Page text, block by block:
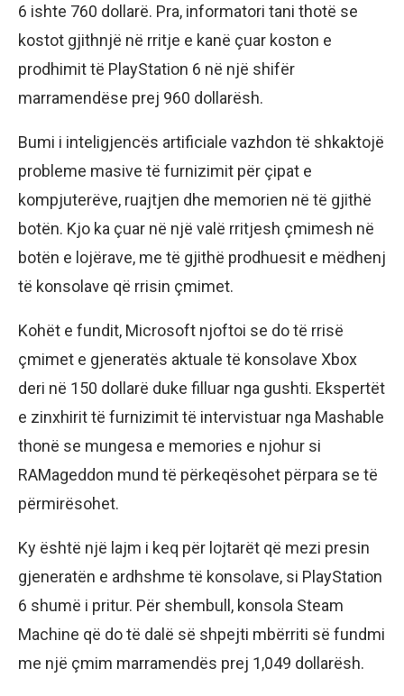
6 ishte 760 dollarë. Pra, informatori tani thotë se
kostot gjithnjë në rritje e kanë çuar koston e
prodhimit të PlayStation 6 në një shifër
marramendëse prej 960 dollarësh.
Bumi i inteligjencës artificiale vazhdon të shkaktojë
probleme masive të furnizimit për çipat e
kompjuterëve, ruajtjen dhe memorien në të gjithë
botën. Kjo ka çuar në një valë rritjesh çmimesh në
botën e lojërave, me të gjithë prodhuesit e mëdhenj
të konsolave që rrisin çmimet.
Kohët e fundit, Microsoft njoftoi se do të rrisë
çmimet e gjeneratës aktuale të konsolave Xbox
deri në 150 dollarë duke filluar nga gushti. Ekspertët
e zinxhirit të furnizimit të intervistuar nga Mashable
thonë se mungesa e memories e njohur si
RAMageddon mund të përkeqësohet përpara se të
përmirësohet.
Ky është një lajm i keq për lojtarët që mezi presin
gjeneratën e ardhshme të konsolave, si PlayStation
6 shumë i pritur. Për shembull, konsola Steam
Machine që do të dalë së shpejti mbërriti së fundmi
me një çmim marramendës prej 1,049 dollarësh.